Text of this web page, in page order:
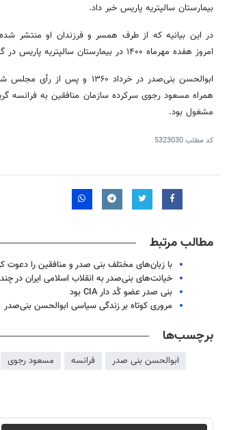
بیمارستان سالپتریه پاریس خبر داد.
در این بیانیه که از طرف همسر و فرزندان او منتشر
امروز هفده مهرماه
در بیمارستان سالپتریه پاریس در
ابوالحسن بنی‌صدر در خرداد
و پس از رأی مجلس
همراه مسعودرجوی
مشغول بود.
کد مطلب5323030
مطالب مرتبط
با زبان‌های مختلف بنی صدر و منافقین را دعوت
خیانت‌های بنی‌صدر به انقلاب اسلامی ایران در
بنی صدر عضو کُد دار CIA بود
مروری کوتاه بر زندگی سیاسی ابوالحسن بنی‌صدر
برچسب‌ها
ابوالحسن بنی صدر فرانسه مسعود رجوی